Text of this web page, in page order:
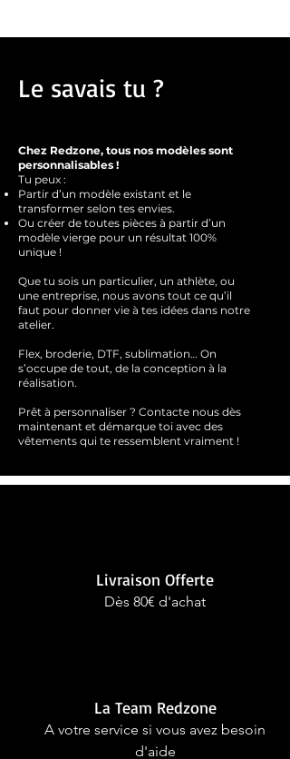
Le savais tu ?
Chez Redzone, tous nos modèles sont
personnalisables !
Tu peux :
Partir d’un modèle existant et le
transformer selon tes envies.
Ou créer de toutes pièces à partir d’un
modèle vierge pour un résultat 100%
unique !
Que tu sois un particulier, un athlète, ou
une entreprise, nous avons tout ce qu’il
faut pour donner vie à tes idées dans notre
atelier.
Flex, broderie, DTF, sublimation… On
s’occupe de tout, de la conception à la
réalisation.
Prêt à personnaliser ? Contacte nous dès
maintenant et démarque toi avec des
vêtements qui te ressemblent vraiment !
Livraison Offerte
Dès 80€ d'achat
La Team Redzone
A votre service si vous avez besoin
d'aide